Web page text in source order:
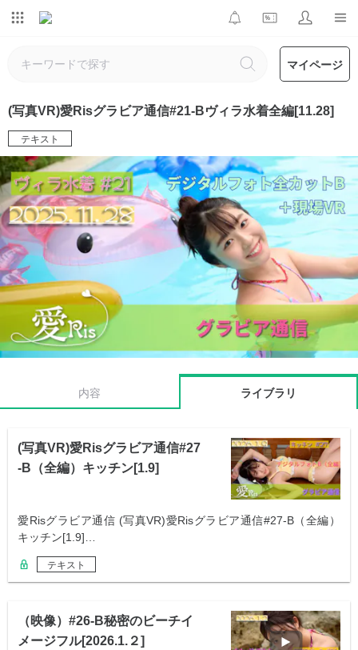
マイページ
(写真VR)愛Risグラビア通信#21-Bヴィラ水着全編[11.28]
テキスト
内容 ライブラリ
(写真VR)愛Risグラビア通信#27
-B（全編）キッチン[1.9]
愛Risグラビア通信 (写真VR)愛Risグラビア通信#27-B（全編）
キッチン[1.9]…
テキスト
（映像）#26-B秘密のビーチイ
メージフル[2026.1.２]